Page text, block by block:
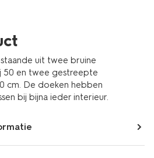
uit twee bruine
50 en twee gestreepte
cm. De doeken hebben
bij bijna ieder interieur.